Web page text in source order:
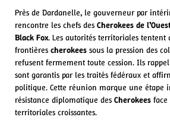
Près de Dardanelle, le gouverneur par
rencontre les chefs des Cherokees de
Black Fox. Les autorités territoriales tentent
frontières cherokees sous la pression des
refusent fermement toute cession. Ils
sont garantis par les traités fédéraux et
politique. Cette réunion marque une étape
résistance diplomatique des Cherokees face
territoriales croissantes.